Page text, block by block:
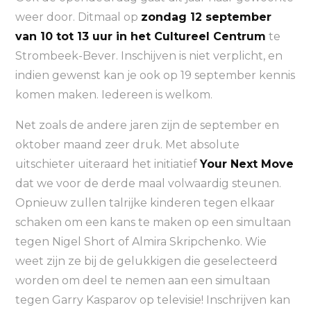
weer door. Ditmaal op zondag 12 september
van 10 tot 13 uur in het Cultureel Centrum te
Strombeek-Bever. Inschijven is niet verplicht, en
indien gewenst kan je ook op 19 september kennis
komen maken. Iedereen is welkom.
Net zoals de andere jaren zijn de september en
oktober maand zeer druk. Met absolute
uitschieter uiteraard het initiatiefYour Next Move
dat we voor de derde maal volwaardig steunen.
Opnieuw zullen talrijke kinderen tegen elkaar
schaken om een kans te maken op een simultaan
tegen Nigel Short of Almira Skripchenko. Wie
weet zijn ze bij de gelukkigen die geselecteerd
worden om deel te nemen aan een simultaan
tegen Garry Kasparov op televisie! Inschrijven kan